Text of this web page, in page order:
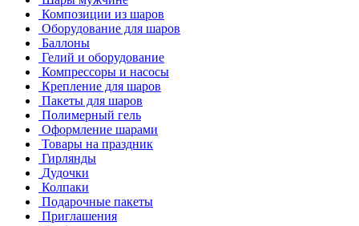
Композиции из шаров
Оборудование для шаров
Баллоны
Гелий и оборудование
Компрессоры и насосы
Крепление для шаров
Пакеты для шаров
Полимерный гель
Оформление шарами
Товары на праздник
Гирлянды
Дудочки
Колпаки
Подарочные пакеты
Приглашения